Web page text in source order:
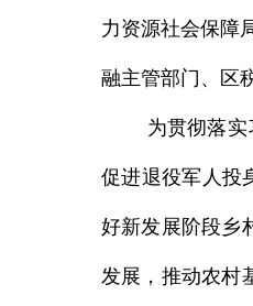
力资源社会保障
融主管部门、区
为贯彻落实
促进退役军人投
好新发展阶段乡
发展，推动农村